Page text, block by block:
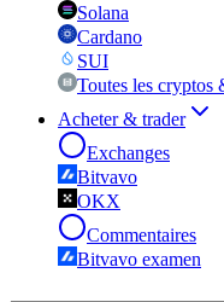
Solana
Cardano
SUI
Toutes les cryptos
Acheter & trader
Exchanges
Bitvavo
OKX
Commentaires
Bitvavo examen